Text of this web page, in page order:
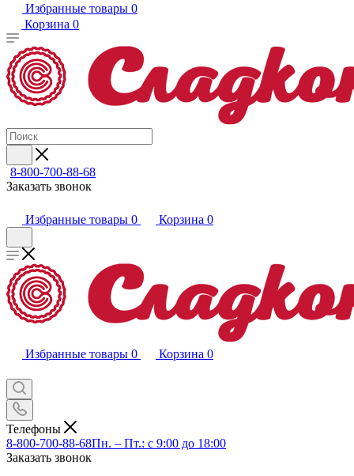
Избранные товары 0
Корзина 0
8-800-700-88-68
Заказать звонок
Избранные товары 0 Корзина 0
Избранные товары 0 Корзина 0
Телефоны
8-800-700-88-68Пн. – Пт.: с 9:00 до 18:00
Заказать звонок